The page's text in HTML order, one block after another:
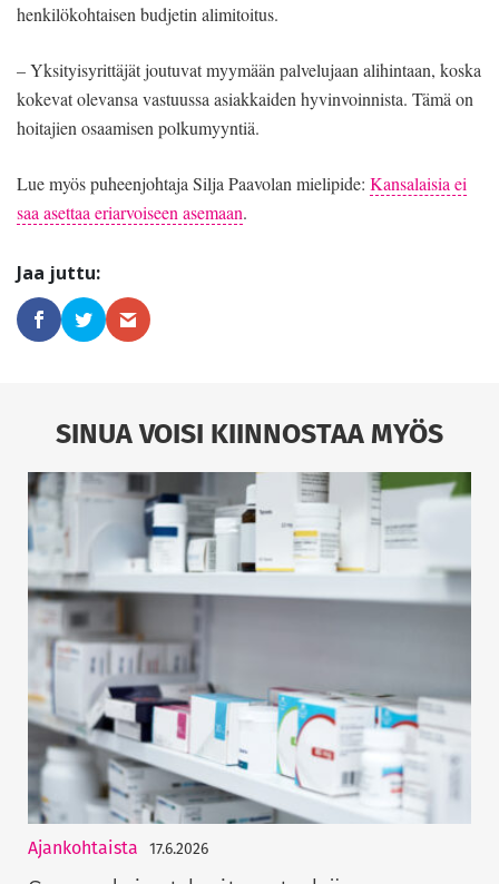
henkilökohtaisen budjetin alimitoitus.
– Yksityisyrittäjät joutuvat myymään palvelujaan alihintaan, koska
kokevat olevansa vastuussa asiakkaiden hyvinvoinnista. Tämä on
hoitajien osaamisen polkumyyntiä.
Lue myös puheenjohtaja Silja Paavolan mielipide: Kansalaisia ei
saa asettaa eriarvoiseen asemaan.
SINUA VOISI KIINNOSTAA MYÖS
Ajankohtaista 17.6.2026